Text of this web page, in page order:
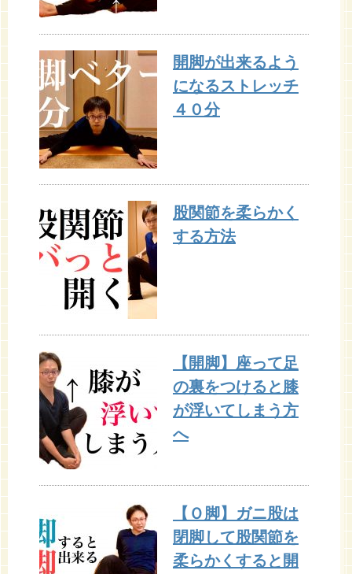
開脚が出来るよう
になるストレッチ
４０分
股関節を柔らかく
する方法
【開脚】座って足
の裏をつけると膝
が浮いてしまう方
へ
【Ｏ脚】ガニ股は
閉脚して股関節を
柔らかくすると開